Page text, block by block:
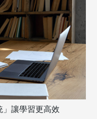
」讓學習更高效